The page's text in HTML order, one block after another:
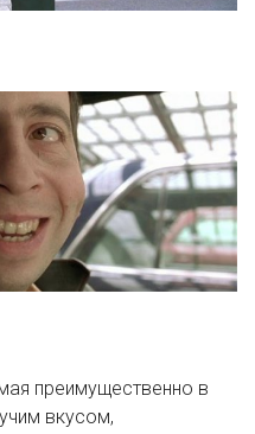
преимущественно в
вкусом,